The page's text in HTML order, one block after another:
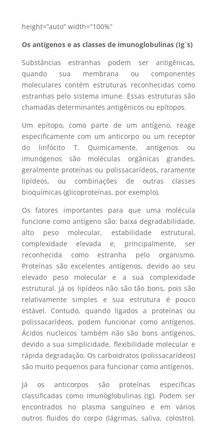
height=”auto” width=”100%”
Os antígenos e as classes de imunoglobulinas (Ig´s)
Substâncias estranhas podem ser antigênicas,
quando sua membrana ou componentes
moleculares contém estruturas reconhecidas como
estranhas pelo sistema imune. Essas estruturas são
chamadas determinantes antigênicos ou epítopos.
Um epítopo, como parte de um antígeno, reage
especificamente com um anticorpo ou um receptor
do linfócito T. Quimicamente, antígenos ou
imunógenos são moléculas orgânicas grandes,
geralmente proteínas ou polissacarídeos, raramente
lipídeos, ou combinações de outras classes
bioquímicas (glicoproteínas, por exemplo).
Os fatores importantes para que uma molécula
funcione como antígeno são: baixa degradabilidade,
alto peso molecular, estabilidade estrutural,
complexidade elevada e, principalmente, ser
reconhecida como estranha pelo organismo.
Proteínas são excelentes antígenos, devido ao seu
elevado peso molecular e a sua complexidade
estrutural. Já os lipídeos não são tão bons, pois são
relativamente simples e sua estrutura é pouco
estável. Contudo, quando ligados a proteínas ou
polissacarídeos, podem funcionar como antígenos.
Ácidos nucleicos também não são bons antígenos,
devido a sua simplicidade, flexibilidade molecular e
rápida degradação. Os carboidratos (polissacarídeos)
são muito pequenos para funcionar como antígenos.
Já os anticorpos são proteínas específicas
classificadas como imunoglobulinas (Ig). Podem ser
encontrados no plasma sanguíneo e em vários
outros fluidos do corpo (lágrimas, saliva, colostro).